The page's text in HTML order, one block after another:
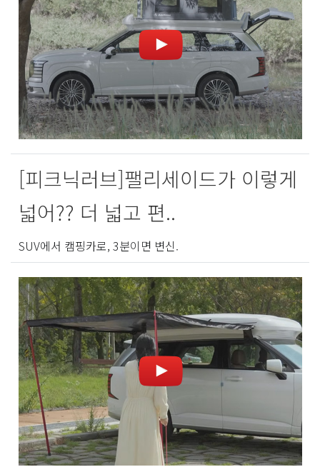
[피크닉러브]팰리세이드가 이렇게
넓어?? 더 넓고 편..
SUV에서 캠핑카로, 3분이면 변신.